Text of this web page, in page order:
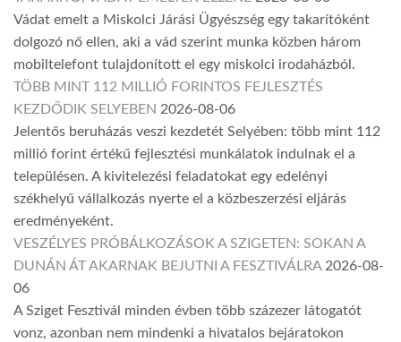
Vádat emelt a Miskolci Járási Ügyészség egy takarítóként
dolgozó nő ellen, aki a vád szerint munka közben három
mobiltelefont tulajdonított el egy miskolci irodaházból.
TÖBB MINT 112 MILLIÓ FORINTOS FEJLESZTÉS
KEZDŐDIK SELYEBEN 2026-08-06
Jelentős beruházás veszi kezdetét Selyében: több mint 112
millió forint értékű fejlesztési munkálatok indulnak el a
településen. A kivitelezési feladatokat egy edelényi
székhelyű vállalkozás nyerte el a közbeszerzési eljárás
eredményeként.
VESZÉLYES PRÓBÁLKOZÁSOK A SZIGETEN: SOKAN A
DUNÁN ÁT AKARNAK BEJUTNI A FESZTIVÁLRA 2026-08-
06
A Sziget Fesztivál minden évben több százezer látogatót
vonz, azonban nem mindenki a hivatalos bejáratokon